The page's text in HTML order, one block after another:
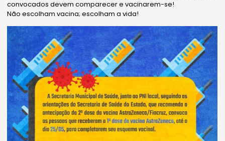
convocados devem comparecer e vacinarem-se!
Não escolham vacina; escolham a vida!